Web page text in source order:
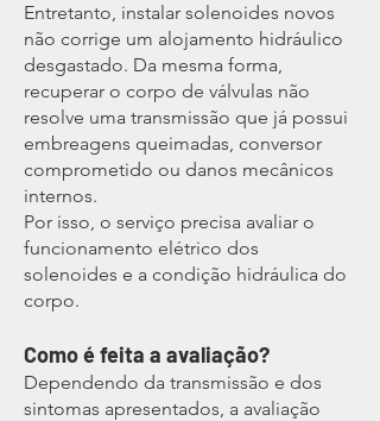
Entretanto, instalar solenoides novos
não corrige um alojamento hidráulico
desgastado. Da mesma forma,
recuperar o corpo de válvulas não
resolve uma transmissão que já possui
embreagens queimadas, conversor
comprometido ou danos mecânicos
internos.
Por isso, o serviço precisa avaliar o
funcionamento elétrico dos
solenoides e a condição hidráulica do
corpo.
Como é feita a avaliação?
Dependendo da transmissão e dos
sintomas apresentados, a avaliação